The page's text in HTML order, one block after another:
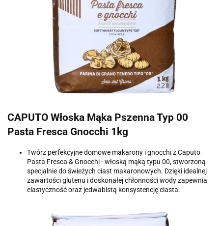
CAPUTO Włoska Mąka Pszenna Typ 00
Pasta Fresca Gnocchi 1kg
Twórz perfekcyjne domowe makarony i gnocchi z Caputo
Pasta Fresca & Gnocchi - włoską mąką typu 00, stworzoną
specjalnie do świeżych ciast makaronowych. Dzięki idealnej
zawartości glutenu i doskonałej chłonności wody zapewnia
elastyczność oraz jedwabistą konsystencję ciasta.